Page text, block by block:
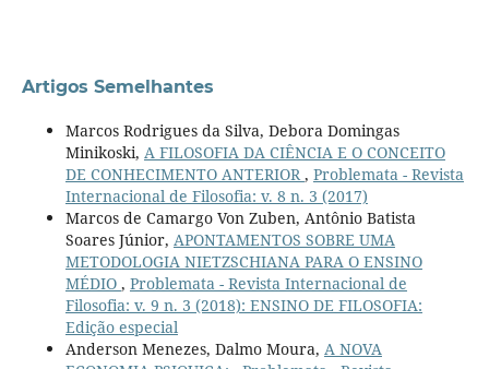
Artigos Semelhantes
Marcos Rodrigues da Silva, Debora Domingas
Minikoski, A FILOSOFIA DA CIÊNCIA E O CONCEITO
DE CONHECIMENTO ANTERIOR , Problemata - Revista
Internacional de Filosofia: v. 8 n. 3 (2017)
Marcos de Camargo Von Zuben, Antônio Batista
Soares Júnior, APONTAMENTOS SOBRE UMA
METODOLOGIA NIETZSCHIANA PARA O ENSINO
MÉDIO , Problemata - Revista Internacional de
Filosofia: v. 9 n. 3 (2018): ENSINO DE FILOSOFIA:
Edição especial
Anderson Menezes, Dalmo Moura, A NOVA